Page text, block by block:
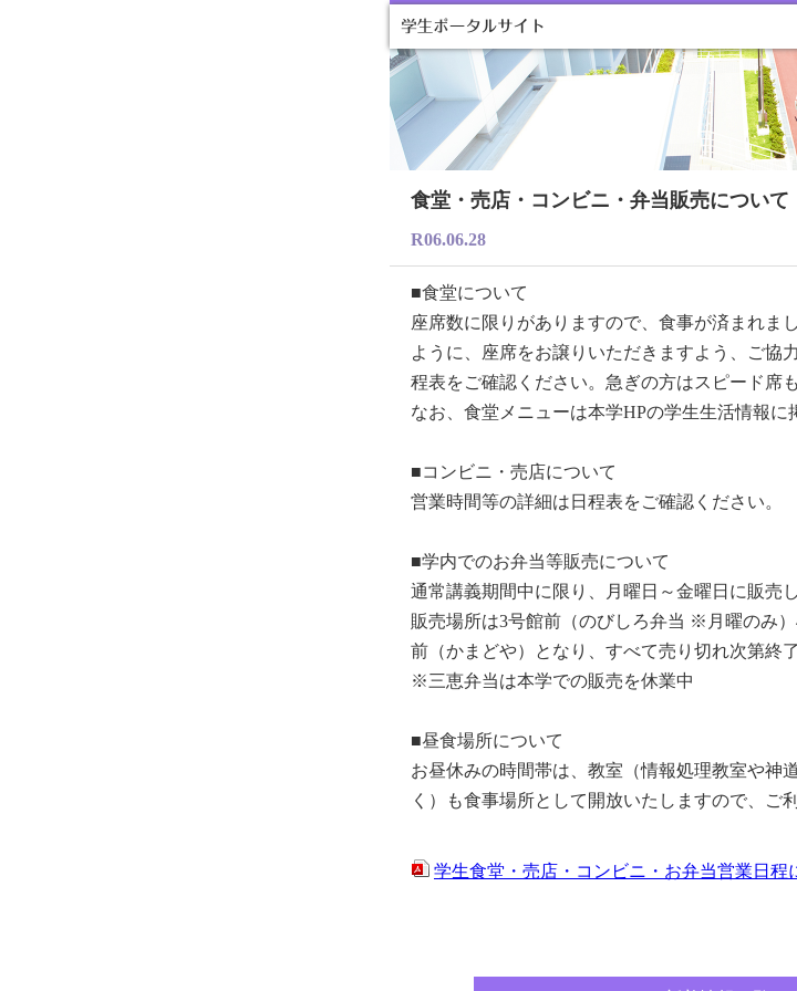
食堂・売店・コンビニ・弁当販売について
R06.06.28
■食堂について
座席数に限りがありますので、食事が済まれま
ように、座席をお譲りいただきますよう、ご協
程表をご確認ください。急ぎの方はスピード席
なお、食堂メニューは本学HPの学生生活情報に
■コンビニ・売店について
営業時間等の詳細は日程表をご確認ください。
■学内でのお弁当等販売について
通常講義期間中に限り、月曜日～金曜日に販売し
販売場所は3号館前（のびしろ弁当 ※月曜のみ
前（かまどや）となり、すべて売り切れ次第終
※三恵弁当は本学での販売を休業中
■昼食場所について
お昼休みの時間帯は、教室（情報処理教室や神
く）も食事場所として開放いたしますので、ご
学生食堂・売店・コンビニ・お弁当営業日程